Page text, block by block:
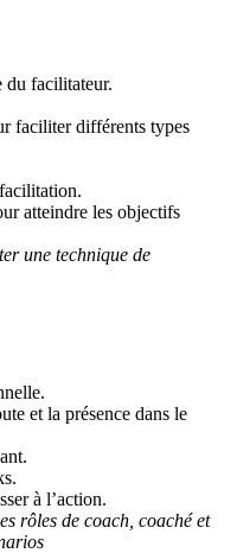
du facilitateur.
faciliter différents types
atteindre les objectifs
une technique de
et la présence dans le
à l’action.
rôles de coach, coaché et